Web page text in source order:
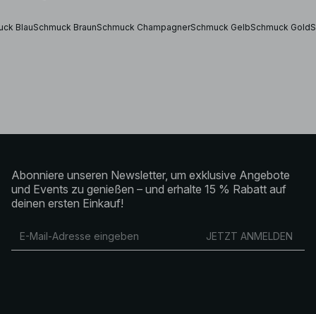
BlauSchmuck BraunSchmuck ChampagnerSchmuck GelbSchmuck Gold
Abonniere unseren Newsletter, um exklusive Angebote
und Events zu genießen – und erhalte 15 % Rabatt auf
deinen ersten Einkauf!
JETZT ANMELDEN